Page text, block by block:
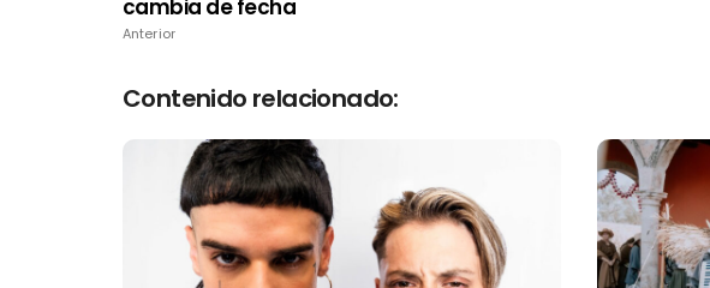
cambia de fecha
Anterior
Contenido relacionado: